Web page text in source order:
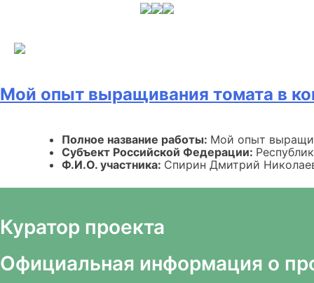
Мой опыт выращивания томата в
Полное название работы: Мой опыт
Субъект Российской Федерации:
Ф.И.О. участника: Спирин Дмитрий
Куратор проекта
Официальная информация о